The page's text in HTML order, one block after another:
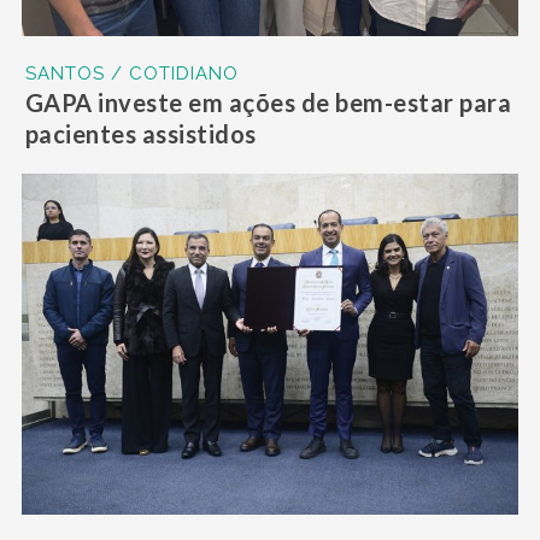
SANTOS / COTIDIANO
GAPA investe em ações de bem-estar para
pacientes assistidos